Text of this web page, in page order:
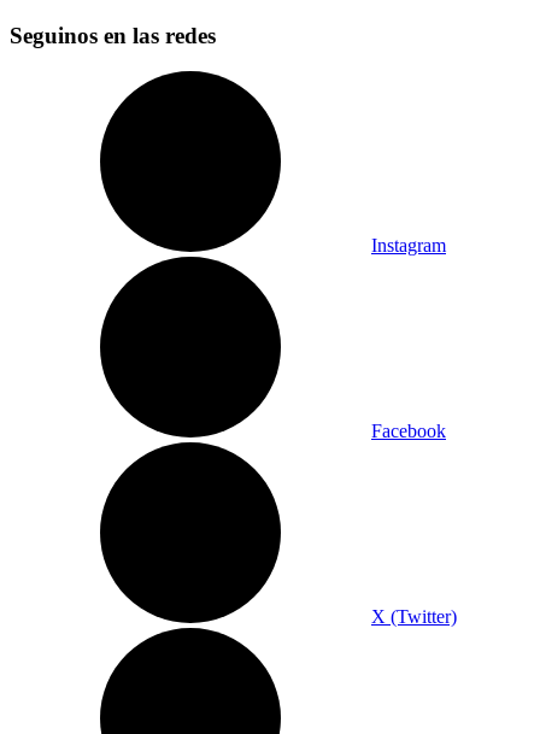
Seguinos en las redes
Instagram
Facebook
X (Twitter)